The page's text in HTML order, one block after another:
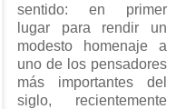
sentido: en primer
lugar para rendir un
modesto homenaje a
uno de los pensadores
más importantes del
siglo, recientemente